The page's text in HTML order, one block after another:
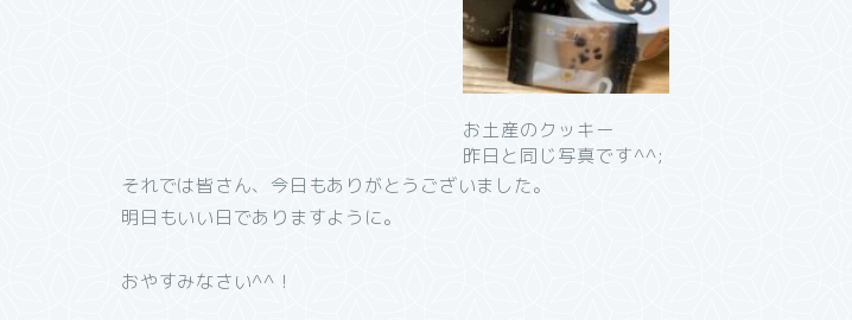
お土産のクッキー
昨日と同じ写真です^^;
それでは皆さん、今日もありがとうございました。
明日もいい日でありますように。
おやすみなさい^^！